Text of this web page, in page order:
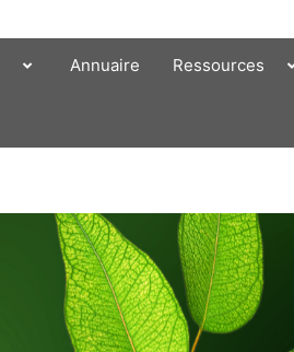
Annuaire Ressources